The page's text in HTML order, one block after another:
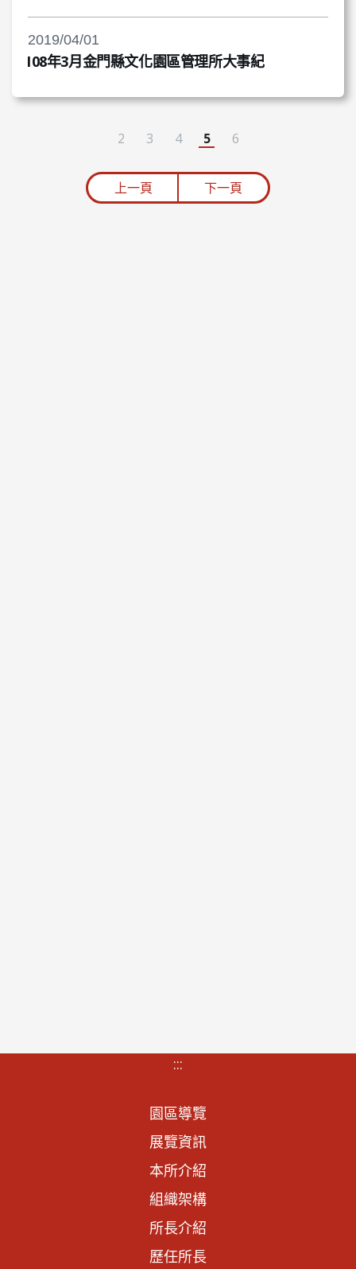
2019/04/01
108年3月金門縣文化園區管理所大事紀
2 3 4 5 6
上一頁 下一頁
:::
園區導覽
展覽資訊
本所介紹
組織架構
所長介紹
歷任所長